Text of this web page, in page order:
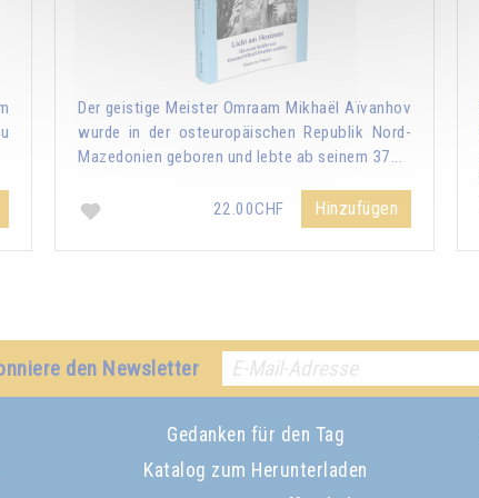
Der geistige Meister Omraam Mikhaël Aïvanhov
wurde in der osteuropäischen Republik Nord-
Mazedonien geboren und lebte ab seinem 37...
22.00CHF Hinzufügen
den Newsletter
Gedanken für den Tag
Katalog zum Herunterladen